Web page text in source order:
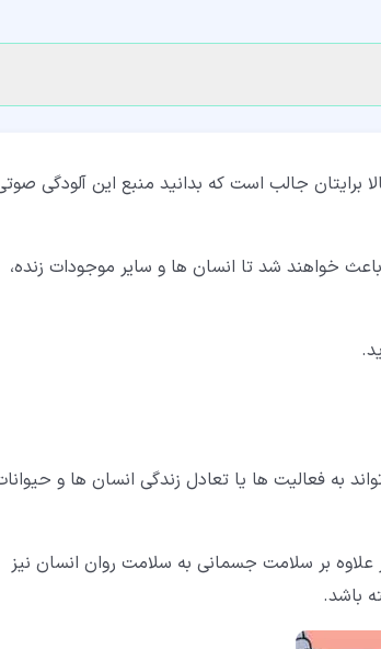
جالب است که بدانید منبع این آلودگی
خواهند شد تا انسان ها و سایر موجودات زنده،
به فعالیت ها یا تعادل زندگی انسان ها و
بر سلامت جسمانی به سلامت روان انسان نیز
باشد.